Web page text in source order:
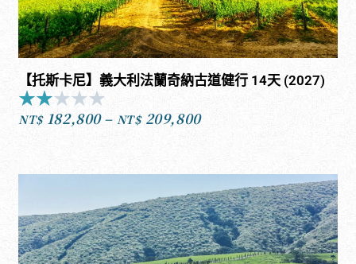
【托斯卡尼】義大利法蘭奇納古道健行 14天 (2027)
★★★★★
2
5
NT$ 182,800– NT$ 209,800
範
圍：
NT$182,800
到
NT$209,800